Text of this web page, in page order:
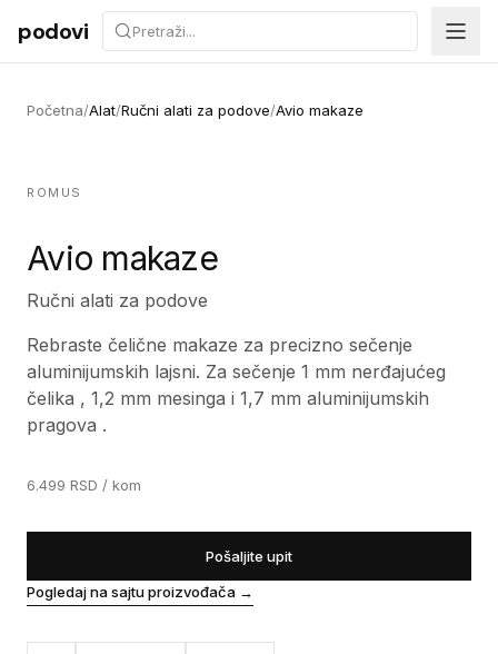
Preskoči na sadržaj
podovi
Početna/Alat/Ručni alati za podove/Avio makaze
ROMUS
Avio makaze
Ručni alati za podove
Rebraste čelične makaze za precizno sečenje
aluminijumskih lajsni. Za sečenje 1 mm nerđajućeg
čelika , 1,2 mm mesinga i 1,7 mm aluminijumskih
pragova .
6.499 RSD / kom
Pošaljite upit
Pogledaj na sajtu proizvođača →